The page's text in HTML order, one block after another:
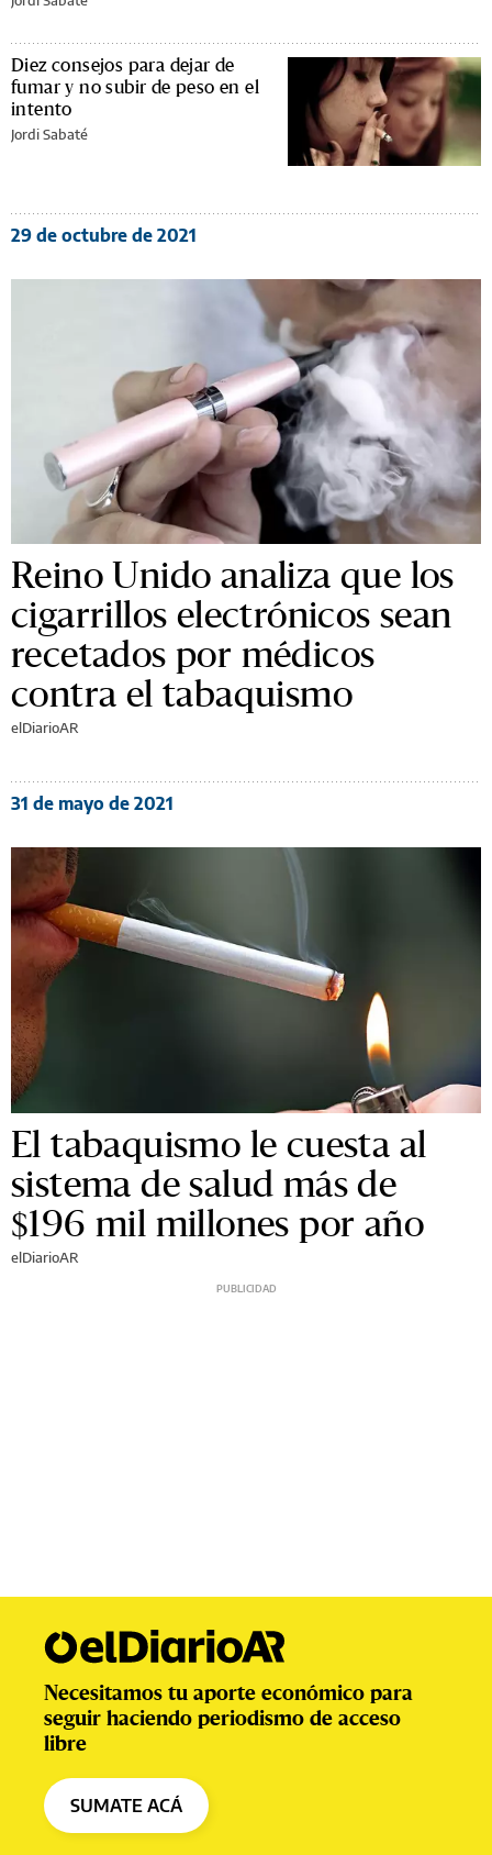
Diez consejos para dejar de
fumar y no subir de peso en el
intento
Jordi Sabaté
29 de octubre de 2021
Reino Unido analiza que los
cigarrillos electrónicos sean
recetados por médicos
contra el tabaquismo
elDiarioAR
31 de mayo de 2021
El tabaquismo le cuesta al
sistema de salud más de
$196 mil millones por año
elDiarioAR
Necesitamos tu aporte económico para
seguir haciendo periodismo de acceso
libre
SUMATE ACÁ